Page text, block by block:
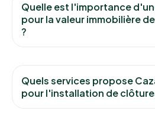
Quelle est l'importance
pour la valeur immobilière
?
Quels services propose
pour l'installation de